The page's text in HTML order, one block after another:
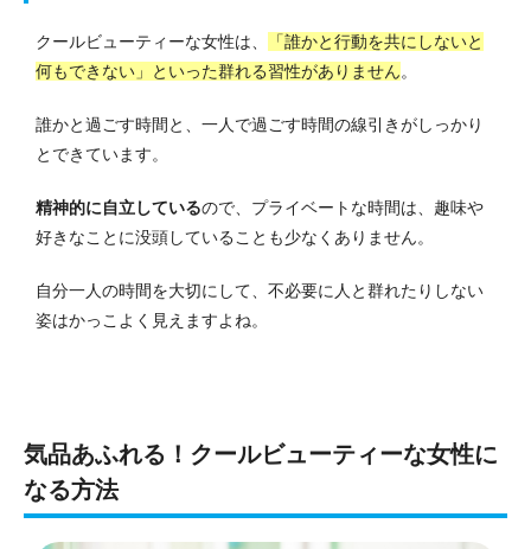
クールビューティーな女性は、
「誰かと行動を共にしないと
何もできない」といった群れる習性がありません。
誰かと過ごす時間と、一人で過ごす時間の線引きがしっかり
とできています。
精神的に自立しているので、プライベートな時間は、趣味や
好きなことに没頭していることも少なくありません。
自分一人の時間を大切にして、不必要に人と群れたりしない
姿はかっこよく見えますよね。
気品あふれる！クールビューティーな女性に
なる方法